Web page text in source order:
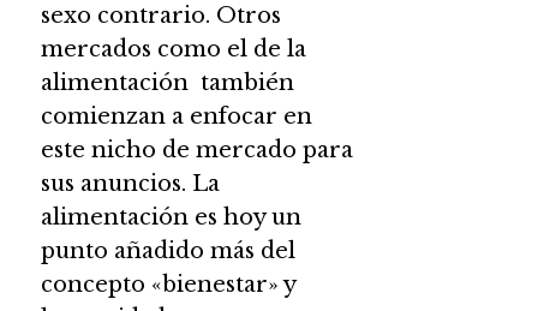
sexo contrario. Otros
mercados como el de la
alimentación también
comienzan a enfocar en
este nicho de mercado para
sus anuncios. La
alimentación es hoy un
punto añadido más del
concepto «bienestar» y